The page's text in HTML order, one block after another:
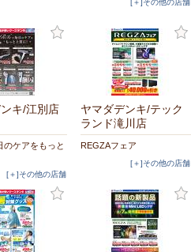
[＋]その他の店舗
キ/江別店
のケアをもっと
[＋]その他の店舗
ヤマダデンキ/テック
ランド滝川店
REGZAフェア
[＋]その他の店舗